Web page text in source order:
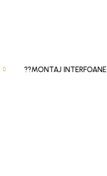
?‍?MONTAJ INTERFOANE